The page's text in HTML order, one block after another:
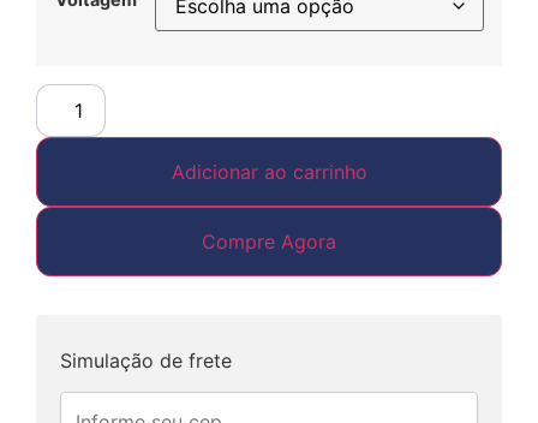
Adicionar ao carrinho
Compre Agora
Simulação de frete